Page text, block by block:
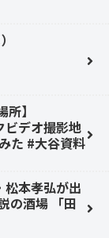
】
デオ撮影地
た #大谷資料
本孝弘が出
の酒場 「田